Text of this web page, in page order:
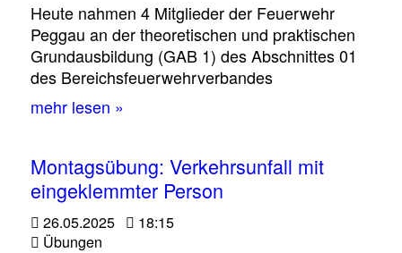
Heute nahmen 4 Mitglieder der Feuerwehr
Peggau an der theoretischen und praktischen
Grundausbildung (GAB 1) des Abschnittes 01
des Bereichsfeuerwehrverbandes
mehr lesen »
Montagsübung: Verkehrsunfall mit
eingeklemmter Person
26.05.2025
18:15
Übungen